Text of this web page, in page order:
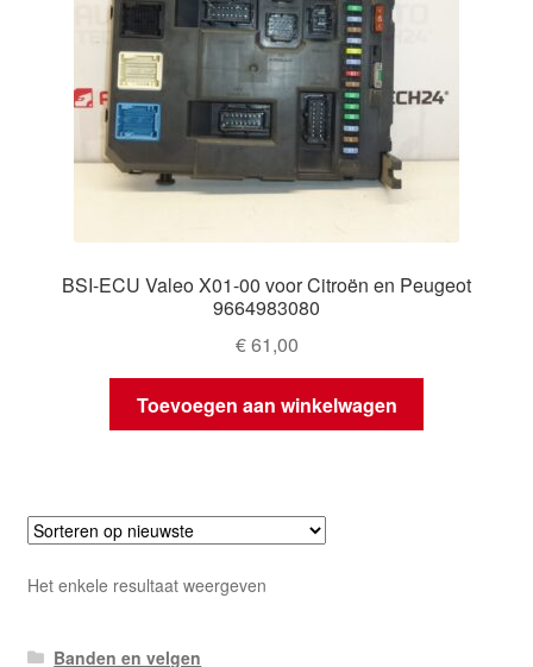
BSI-ECU Valeo X01-00 voor Citroën en Peugeot
9664983080
€61,00
Toevoegen aan winkelwagen
Het enkele resultaat weergeven
Banden en velgen